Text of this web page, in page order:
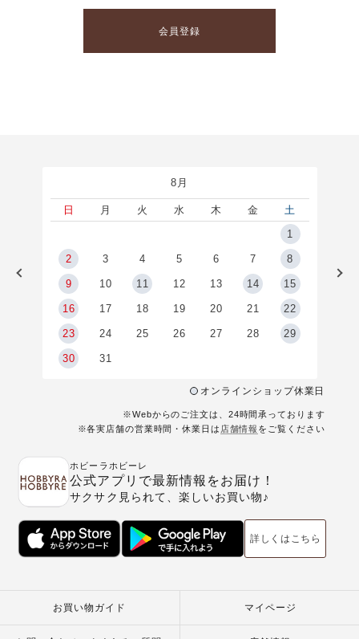
会員登録
8月
日 月 火 水 木 金
土
1
2 3 4 5 6 7 8
9 10 11 12 13 14 15
16 17 18 19 20 21 22
23 24 25 26 27 28 29
30 31
オンラインショップ休業日
※Webからのご注文は、24時間承っております
※各実店舗の営業時間・休業日は 店舗情報 をご覧ください
ホビーラホビーレ
公式アプリで最新情報をお届け！
サクサク見られて、楽しいお買い物♪
詳しくはこちら
お買い物ガイド マイページ